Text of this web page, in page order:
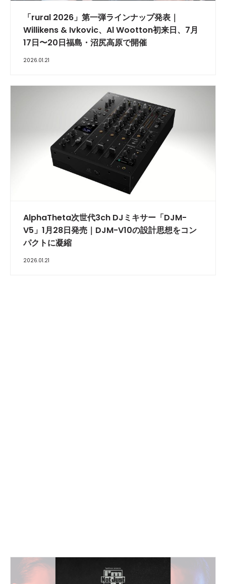
​「rural 2026」第一弾ラインナップ発表｜
Willikens & Ivkovic、Al Wootton初来日、7月
17日〜20日福島・沼尻高原で開催
2026.01.21
AlphaTheta次世代3ch DJミキサー「DJM-
V5」1月28日発売｜DJM-V10の設計思想をコン
パクトに凝縮
2026.01.21